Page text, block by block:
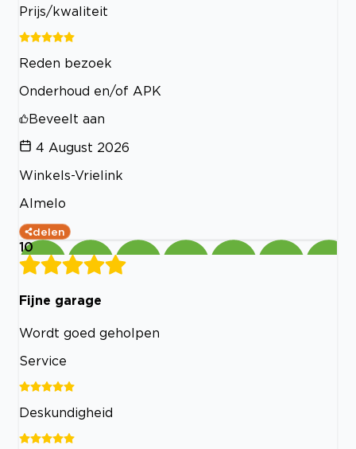
Prijs/kwaliteit
Reden bezoek
Onderhoud en/of APK
Beveelt aan
4 August 2026
Winkels-Vrielink
Almelo
delen
10
Fijne garage
Wordt goed geholpen
Service
Deskundigheid